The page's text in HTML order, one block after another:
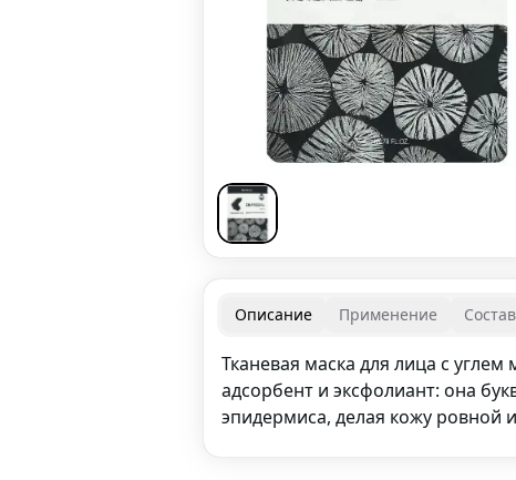
Описание Применение Состав
Тканевая маска для лица с
адсорбент и эксфолиант: она
эпидермиса, делая кожу ровной